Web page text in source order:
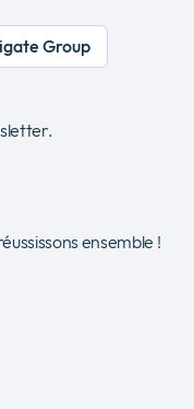
Group
ensemble !